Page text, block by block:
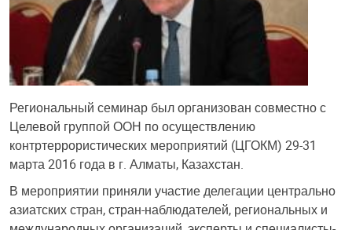
Региональный семинар был организован совместно с
Целевой группой ООН по осуществлению
контртеррористических мероприятий (ЦГОКМ) 29-31
марта 2016 года в г. Алматы, Казахстан.
В мероприятии приняли участие делегации центрально
азиатских стран, стран-наблюдателей, региональных и